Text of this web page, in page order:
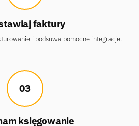
faktury
i podsuwa pomocne integracje.
03
księgowanie